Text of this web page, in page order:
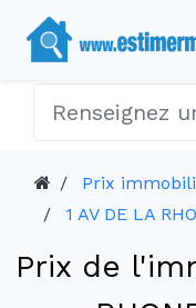
Prix
1 AV DE LA
Prix de